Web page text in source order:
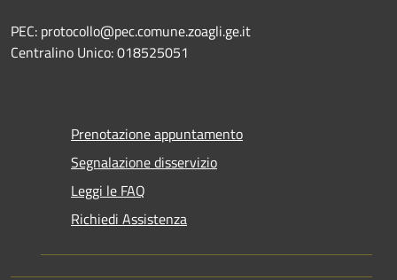
PEC: protocollo@pec.comune.zoagli.ge.it
Centralino Unico: 018525051
Prenotazione appuntamento
Segnalazione disservizio
Leggi le FAQ
Richiedi Assistenza